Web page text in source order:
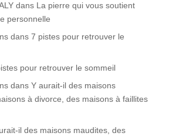
dans La pierre qui vous soutient
personnelle
dans 7 pistes pour retrouver le
pour retrouver le sommeil
dans Y aurait-il des maisons
à divorce, des maisons à faillites
il des maisons maudites, des